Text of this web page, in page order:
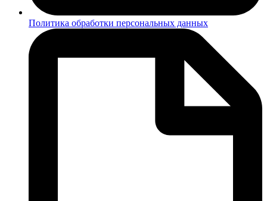
Политика обработки персональных данных